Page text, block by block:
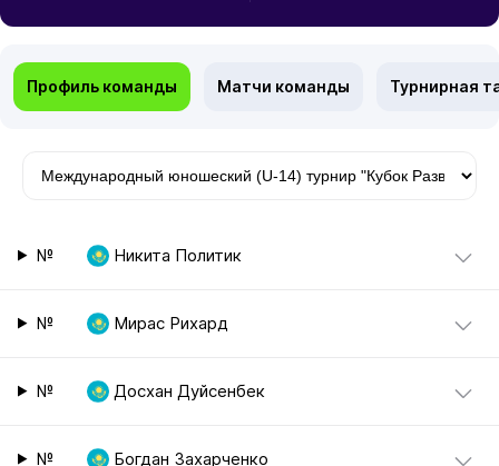
Профиль команды Матчи команды Турнирная
№ Никита Политик
№ Мирас Рихард
№ Досхан Дуйсенбек
№ Богдан Захарченко